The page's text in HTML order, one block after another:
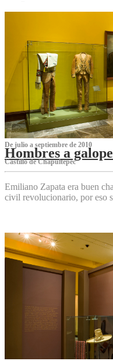
De julio a septiembre de 2010
Hombres a
Castillo de Chapultepec
Emiliano Zapata era buen
civil revolucionario, por eso